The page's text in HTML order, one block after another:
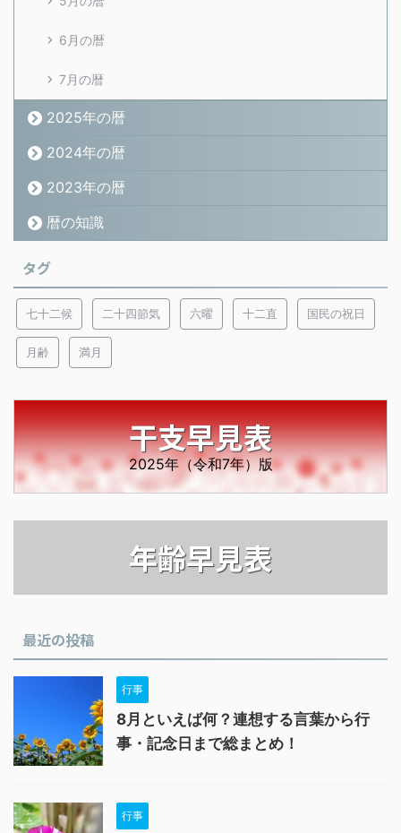
6月の暦
7月の暦
2025年の暦
2024年の暦
2023年の暦
暦の知識
タグ
七十二候 二十四節気 六曜 十二直 国民の祝日
月齢 満月
干支早見表
2025年（令和7年）版
年齢早見表
最近の投稿
行事
8月といえば何？連想する言葉から行
事・記念日まで総まとめ！
行事